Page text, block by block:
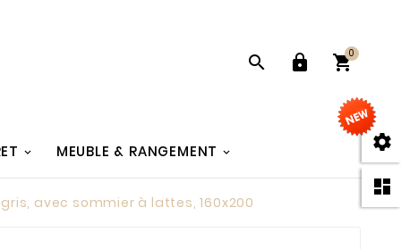


  
0
MEUBLE & RANGEMENT
avec sommier à lattes, 160x200